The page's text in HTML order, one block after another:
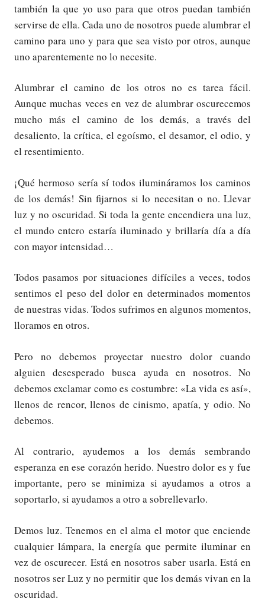
también la que yo uso para que otros puedan también
servirse de ella. Cada uno de nosotros puede alumbrar el
camino para uno y para que sea visto por otros, aunque
uno aparentemente no lo necesite.
Alumbrar el camino de los otros no es tarea fácil.
Aunque muchas veces en vez de alumbrar oscurecemos
mucho más el camino de los demás, a través del
desaliento, la crítica, el egoísmo, el desamor, el odio, y
el resentimiento.
¡Qué hermoso sería sí todos ilumináramos los caminos
de los demás! Sin fijarnos si lo necesitan o no. Llevar
luz y no oscuridad. Si toda la gente encendiera una luz,
el mundo entero estaría iluminado y brillaría día a día
con mayor intensidad…
Todos pasamos por situaciones difíciles a veces, todos
sentimos el peso del dolor en determinados momentos
de nuestras vidas. Todos sufrimos en algunos momentos,
lloramos en otros.
Pero no debemos proyectar nuestro dolor cuando
alguien desesperado busca ayuda en nosotros. No
debemos exclamar como es costumbre: «La vida es así»,
llenos de rencor, llenos de cinismo, apatía, y odio. No
debemos.
Al contrario, ayudemos a los demás sembrando
esperanza en ese corazón herido. Nuestro dolor es y fue
importante, pero se minimiza si ayudamos a otros a
soportarlo, si ayudamos a otro a sobrellevarlo.
Demos luz. Tenemos en el alma el motor que enciende
cualquier lámpara, la energía que permite iluminar en
vez de oscurecer. Está en nosotros saber usarla. Está en
nosotros ser Luz y no permitir que los demás vivan en la
oscuridad.